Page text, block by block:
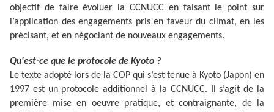
objectif de faire évoluer la CCNUCC en faisant le point sur
l’application des engagements pris en faveur du climat, en les
précisant, et en négociant de nouveaux engagements.
Qu'est-ce que le protocole de Kyoto ?
Le texte adopté lors de la COP qui s’est tenue à Kyoto (Japon) en
1997 est un protocole additionnel à la CCNUCC. Il s’agit de
la
première mise en oeuvre pratique, et contraignante, de la